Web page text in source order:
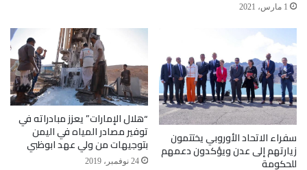
فيما أعرب المواطنون المستفيدون عن فرحتهم وسعادتهم
بوصول الحملة الإغاثية التي تقوم بها الإمارات في أبين.
وسيّر الهلال الأحمر قافلة إغاثية إلى منطقة الخداد بمديرية
تبن في محافظة لحج، تعد الأولى التي تصل إلى المنطقة.
1 مارس، 2021
سفراء الاتحاد الأوروبي يختتمون
زيارتهم إلى عدن ويؤكدون دعمهم
للحكومة
“هلال الإمارات” يعزز مبادراته في
توفير مصادر المياه في اليمن
بتوجيهات من ولي عهد ابوظبي
24 نوفمبر، 2019